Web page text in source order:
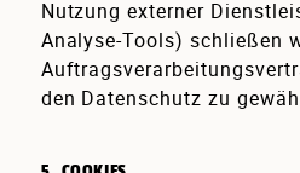
Nutzung externer
Analyse-Tools) schließen
den Datenschutz zu